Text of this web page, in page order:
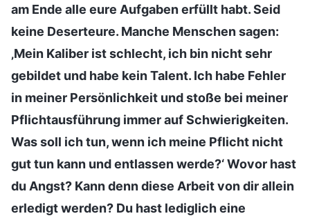
am Ende alle eure Aufgaben erfüllt habt. Seid
keine Deserteure. Manche Menschen sagen:
‚Mein Kaliber ist schlecht, ich bin nicht sehr
gebildet und habe kein Talent. Ich habe Fehler
in meiner Persönlichkeit und stoße bei meiner
Pflichtausführung immer auf Schwierigkeiten.
Was soll ich tun, wenn ich meine Pflicht nicht
gut tun kann und entlassen werde?‘ Wovor hast
du Angst? Kann denn diese Arbeit von dir allein
erledigt werden? Du hast lediglich eine